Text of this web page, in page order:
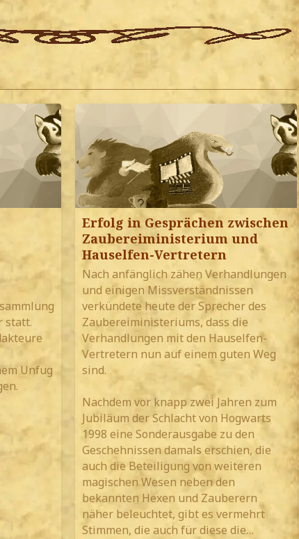
statt.
Unfug
Erfolg in Gesprächen zwischen
Zaubereiministerium und
Hauselfen-Vertretern
Nach anfänglich zähen Verhandlungen
und einigen Missverständnissen
verkündete heute der Sprecher des
Zaubereiministeriums, dass die
Verhandlungen mit den Hauselfen-
Vertretern nun auf einem guten Weg
sind.
Nachdem vor knapp zwei Jahren zum
Jubiläum der Schlacht von Hogwarts
1998 eine Sonderausgabe zu den
Geschehnissen damals erschien, die
auch die Beteiligung von weiteren
magischen Wesen neben den
bekannten Hexen und Zauberern
näher beleuchtet, gibt es vermehrt
Stimmen, die auch für diese die…